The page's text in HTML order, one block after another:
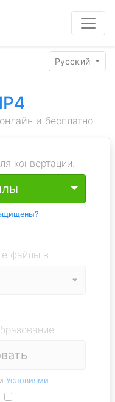
Pyccĸий
и бесплатно
конвертации.
Toggle
файлы в
Условиями